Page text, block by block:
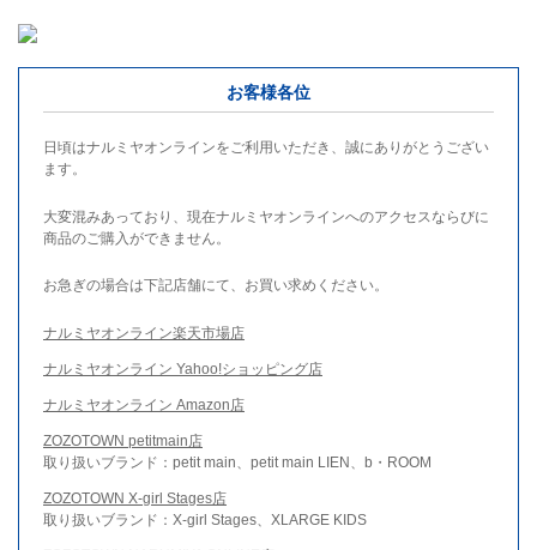
お客様各位
日頃はナルミヤオンラインをご利用いただき、誠にありがとうござい
ます。
大変混みあっており、現在ナルミヤオンラインへのアクセスならびに
商品のご購入ができません。
お急ぎの場合は下記店舗にて、お買い求めください。
ナルミヤオンライン楽天市場店
ナルミヤオンライン Yahoo!ショッピング店
ナルミヤオンライン Amazon店
ZOZOTOWN petitmain店
取り扱いブランド：petit main、petit main LIEN、b・ROOM
ZOZOTOWN X-girl Stages店
取り扱いブランド：X-girl Stages、XLARGE KIDS